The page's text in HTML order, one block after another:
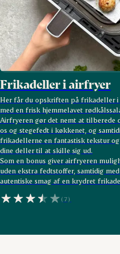
Frikadeller i airfryer
Her får du opskriften på frikadeller i
med en frisk hjemmelavet
Airfryeren gør det nemt at tilberede
os og stegefedt i køkkenet, og
frikadellerne en fantastisk tekstur
dine deller til at skille sig ud.
Som en bonus giver airfryeren
uden ekstra fedtstoffer, samtidig
autentiske smag af en krydret
(7)